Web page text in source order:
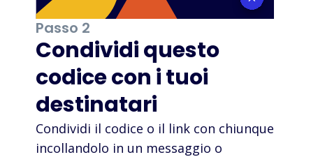
Passo 2
Condividi questo
codice con i tuoi
destinatari
Condividi il codice o il link con chiunque
incollandolo in un messaggio o